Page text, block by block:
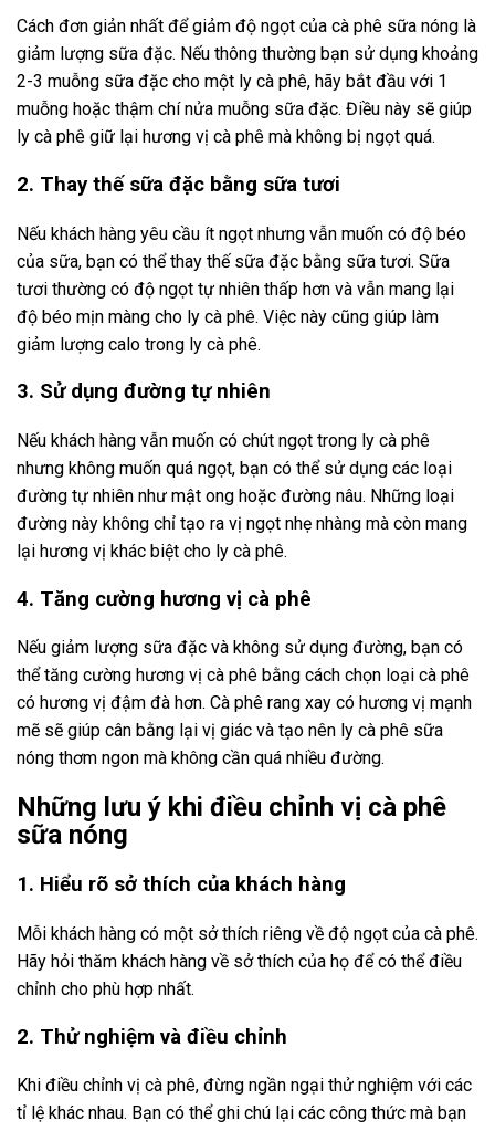
Cách đơn giản nhất để giảm độ ngọt của cà phê sữa nóng là
giảm lượng sữa đặc. Nếu thông thường bạn sử dụng khoảng
2-3 muỗng sữa đặc cho một ly cà phê, hãy bắt đầu với 1
muỗng hoặc thậm chí nửa muỗng sữa đặc. Điều này sẽ giúp
ly cà phê giữ lại hương vị cà phê mà không bị ngọt quá.
2. Thay thế sữa đặc bằng sữa tươi
Nếu khách hàng yêu cầu ít ngọt nhưng vẫn muốn có độ béo
của sữa, bạn có thể thay thế sữa đặc bằng sữa tươi. Sữa
tươi thường có độ ngọt tự nhiên thấp hơn và vẫn mang lại
độ béo mịn màng cho ly cà phê. Việc này cũng giúp làm
giảm lượng calo trong ly cà phê.
3. Sử dụng đường tự nhiên
Nếu khách hàng vẫn muốn có chút ngọt trong ly cà phê
nhưng không muốn quá ngọt, bạn có thể sử dụng các loại
đường tự nhiên như mật ong hoặc đường nâu. Những loại
đường này không chỉ tạo ra vị ngọt nhẹ nhàng mà còn mang
lại hương vị khác biệt cho ly cà phê.
4. Tăng cường hương vị cà phê
Nếu giảm lượng sữa đặc và không sử dụng đường, bạn có
thể tăng cường hương vị cà phê bằng cách chọn loại cà phê
có hương vị đậm đà hơn. Cà phê rang xay có hương vị mạnh
mẽ sẽ giúp cân bằng lại vị giác và tạo nên ly cà phê sữa
nóng thơm ngon mà không cần quá nhiều đường.
Những lưu ý khi điều chỉnh vị cà phê
sữa nóng
1. Hiểu rõ sở thích của khách hàng
Mỗi khách hàng có một sở thích riêng về độ ngọt của cà phê.
Hãy hỏi thăm khách hàng về sở thích của họ để có thể điều
chỉnh cho phù hợp nhất.
2. Thử nghiệm và điều chỉnh
Khi điều chỉnh vị cà phê, đừng ngần ngại thử nghiệm với các
tỉ lệ khác nhau. Bạn có thể ghi chú lại các công thức mà bạn